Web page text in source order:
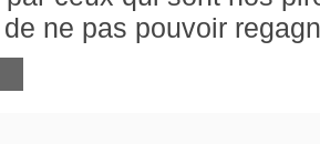
ne pas pouvoir